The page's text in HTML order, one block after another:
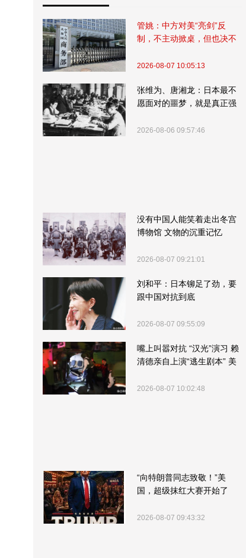
管姚：中方对美“亮剑”反
制，不主动掀桌，但也决不
2026-08-07 10:05:13
张维为、唐湘龙：日本最不
愿面对的噩梦，就是真正强
2026-08-06 09:57:46
没有中国人能笑着走出冬宫
博物馆 文物的沉重记忆
2026-08-07 09:21:01
刘和平：日本铆足了劲，要
跟中国对抗到底
2026-08-07 09:55:09
嘴上叫嚣对抗 “汉光”演习 赖
清德亲自上演“逃生剧本” 美
2026-08-07 10:02:48
“向特朗普同志致敬！”美
国，超级抹红大赛开始了
2026-08-07 09:43:32